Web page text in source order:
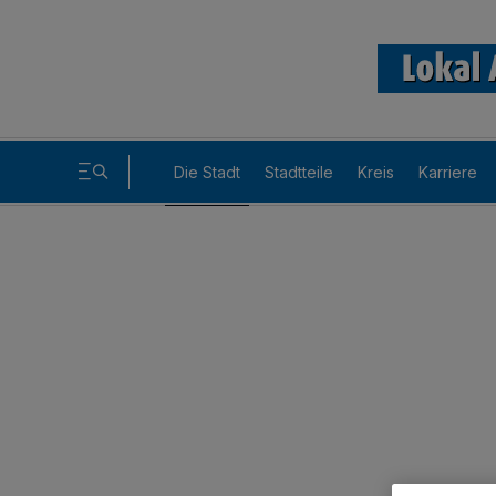
Die Stadt Stadtteile Kreis Karriere